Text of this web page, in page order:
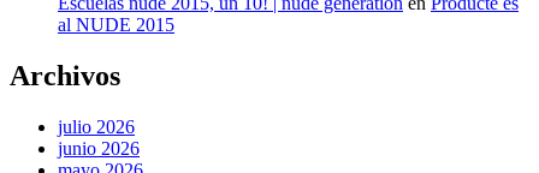
al NUDE 2015
Archivos
julio 2026
junio 2026